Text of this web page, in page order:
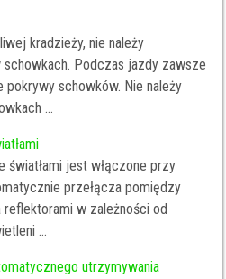
kradzieży, nie należy
Podczas jazdy zawsze
schowków. Nie należy
...
światłami jest włączone przy
przełącza pomiędzy
reflektorami w zależności od
...
utrzymywania